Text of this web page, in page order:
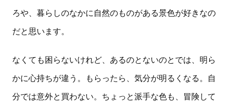
ろや、暮らしのなかに自然のものがある景色が好きなの
だと思います。
なくても困らないけれど、あるのとないのとでは、明ら
かに心持ちが違う。もらったら、気分が明るくなる。自
分では意外と買わない。ちょっと派手な色も、冒険して